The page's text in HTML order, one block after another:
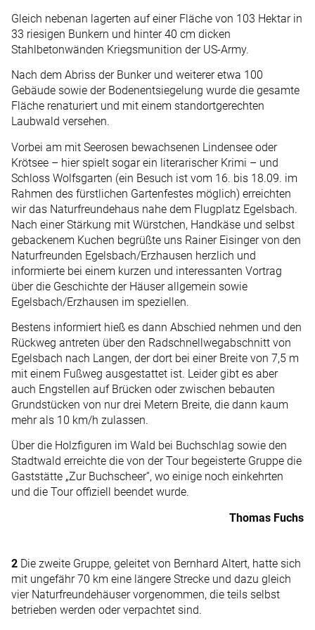
Gleich nebenan lagerten auf einer Fläche von 103 Hektar in
33 riesigen Bunkern und hinter 40 cm dicken
Stahlbetonwänden Kriegsmunition der US-Army.
Nach dem Abriss der Bunker und weiterer etwa 100
Gebäude sowie der Bodenentsiegelung wurde die gesamte
Fläche renaturiert und mit einem standortgerechten
Laubwald versehen.
Vorbei am mit Seerosen bewachsenen Lindensee oder
Krötsee – hier spielt sogar ein literarischer Krimi – und
Schloss Wolfsgarten (ein Besuch ist vom 16. bis 18.09. im
Rahmen des fürstlichen Gartenfestes möglich) erreichten
wir das ­Naturfreundehaus nahe dem Flugplatz Egelsbach.
Nach einer Stärkung mit Würstchen, Handkäse und selbst
gebackenem Kuchen begrüßte uns Rainer Eisinger von den
Naturfreunden Egelsbach/Erzhausen herzlich und
informierte bei einem kurzen und interessanten Vortrag
über die Geschichte der Häuser allgemein sowie
Egelsbach/­Erzhausen im speziellen.
Bestens informiert hieß es dann Abschied nehmen und den
Rückweg antreten über den Radschnellwegabschnitt von
Egelsbach nach Langen, der dort bei einer Breite von 7,5 m
mit einem Fußweg ausgestattet ist. Leider gibt es aber
auch Engstellen auf Brücken oder zwischen bebauten
Grundstücken von nur drei Metern Breite, die dann kaum
mehr als 10 km/h zulassen.
Über die Holzfiguren im Wald bei Buchschlag sowie den
Stadtwald erreichte die von der Tour begeisterte Gruppe die
Gaststätte „Zur Buchscheer“, wo einige noch einkehrten
und die Tour offiziell beendet wurde.
Thomas Fuchs
2 Die zweite Gruppe, geleitet von Bernhard Altert, hatte sich
mit ungefähr 70 km eine längere Strecke und dazu gleich
vier ­Naturfreundehäuser vorgenom­men, die teils selbst
betrieben werden oder verpachtet sind.